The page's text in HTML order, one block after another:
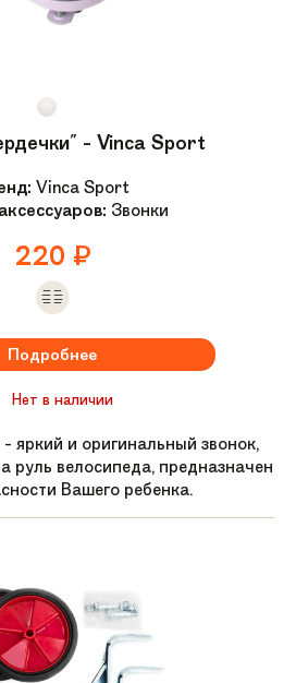
- Vinca Sport
Vinca Sport
Звонки
220 ₽
Подробнее
Нет в наличии
яркий и оригинальный звонок,
руль велосипеда, предназначен
Вашего ребенка.